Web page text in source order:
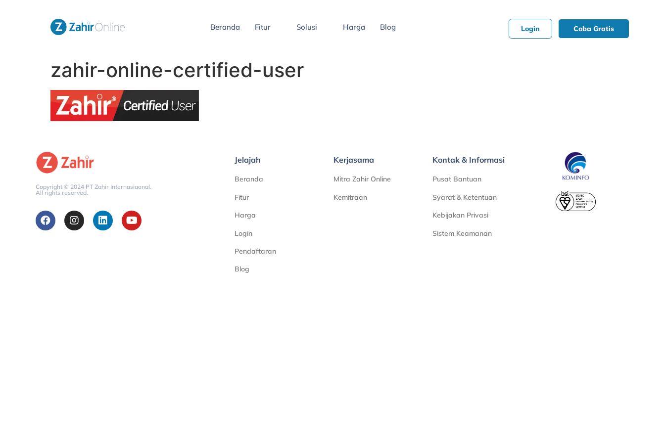
Beranda Fitur Solusi Harga Blog Login Coba Gratis
zahir-online-certified-user
Copyright © 2024 PT Zahir Internasiaonal.
All rights reserved.
Jelajah
Beranda
Fitur
Harga
Login
Pendaftaran
Blog
Kerjasama
Mitra Zahir Online
Kemitraan
Kontak & Informasi
Pusat Bantuan
Syarat & Ketentuan
Kebijakan Privasi
Sistem Keamanan